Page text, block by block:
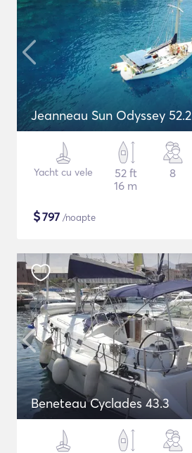
Jeanneau Sun Odyssey 52.2
Yacht cu vele
52 ft
16 m
8
$797 /noapte
Beneteau Cyclades 43.3